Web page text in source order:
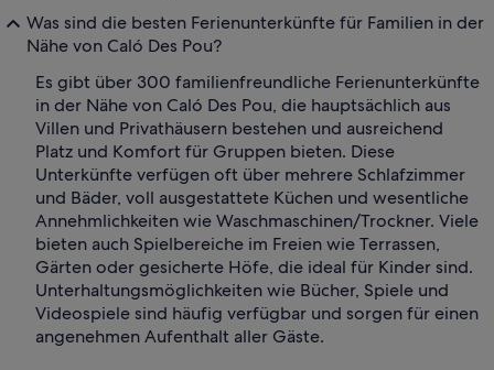
Was sind die besten Ferienunterkünfte für Familien in der
Nähe von Caló Des Pou?
Es gibt über 300 familienfreundliche Ferienunterkünfte
in der Nähe von Caló Des Pou, die hauptsächlich aus
Villen und Privathäusern bestehen und ausreichend
Platz und Komfort für Gruppen bieten. Diese
Unterkünfte verfügen oft über mehrere Schlafzimmer
und Bäder, voll ausgestattete Küchen und wesentliche
Annehmlichkeiten wie Waschmaschinen/Trockner. Viele
bieten auch Spielbereiche im Freien wie Terrassen,
Gärten oder gesicherte Höfe, die ideal für Kinder sind.
Unterhaltungsmöglichkeiten wie Bücher, Spiele und
Videospiele sind häufig verfügbar und sorgen für einen
angenehmen Aufenthalt aller Gäste.